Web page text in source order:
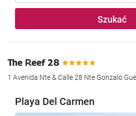
Szukać
The Reef 28
1 Avenida Nte & Calle 28 Nte Gonzalo
Playa Del Carmen